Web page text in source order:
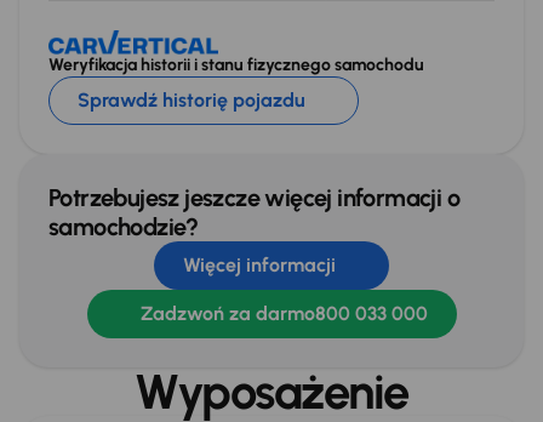
Weryfikacja historii i stanu fizycznego samochodu
Sprawdź historię pojazdu
Potrzebujesz jeszcze więcej informacji o
samochodzie?
Więcej informacji
Zadzwoń za darmo800 033 000
Wyposażenie